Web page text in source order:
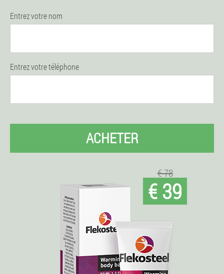
Entrez votre nom
Entrez votre téléphone
ACHETER
€ 78
€ 39